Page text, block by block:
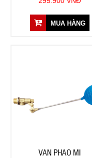
MUA HÀNG
VAN PHAO MI